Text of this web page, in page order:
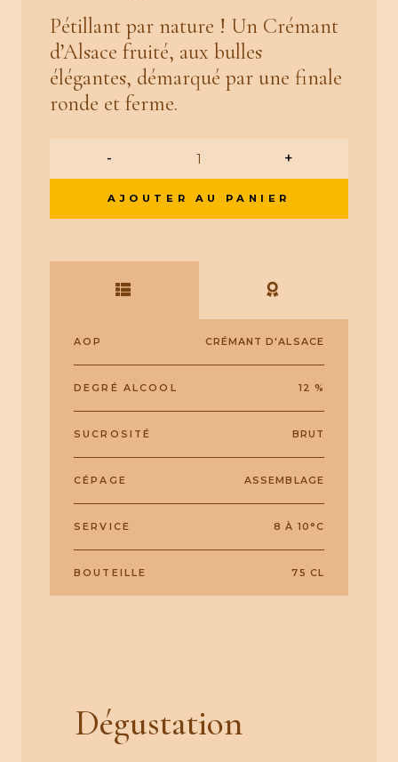
Pétillant par nature ! Un Crémant
d’Alsace fruité, aux bulles
élégantes, démarqué par une finale
ronde et ferme.
- +
AJOUTER AU PANIER
AOP CRÉMANT D'ALSACE
DEGRÉ ALCOOL 12 %
SUCROSITÉ BRUT
CÉPAGE ASSEMBLAGE
SERVICE 8 À 10°C
BOUTEILLE 75 CL
Dégustation